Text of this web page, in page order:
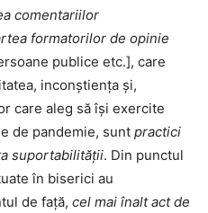
comentariilor
formatorilor de opinie
publice etc.], care
inconștiența și,
care aleg să își exercite
de pandemie, sunt practici
suportabilității. Din punctul
în biserici au
de față, cel mai înalt act de